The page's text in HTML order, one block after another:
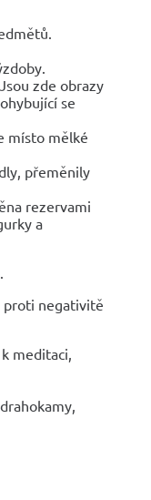
zde obrazy
se
místo mělké
přeměnily
rezervami
a
proti negativitě
meditaci,